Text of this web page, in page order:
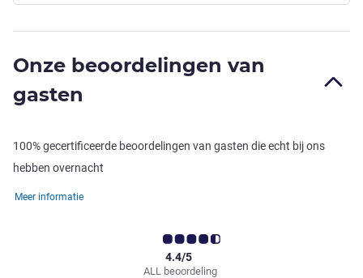
Onze beoordelingen van
gasten
100% gecertificeerde beoordelingen van gasten die echt bij ons
hebben overnacht
Meer informatie
ALL beoordeling
4.4/5